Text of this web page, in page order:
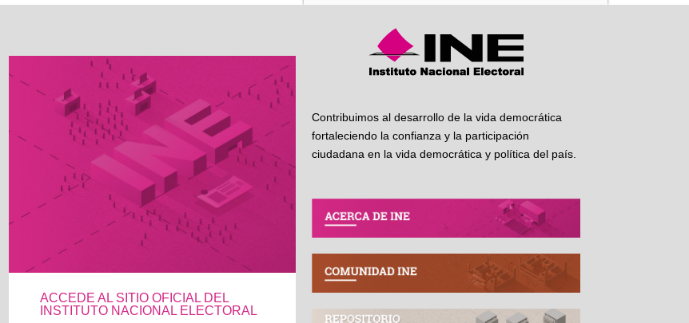
ACCEDE AL SITIO OFICIAL DEL
INSTITUTO NACIONAL ELECTORAL
Contribuimos al desarrollo de la vida democrática
fortaleciendo la confianza y la participación
ciudadana en la vida democrática y política del país.